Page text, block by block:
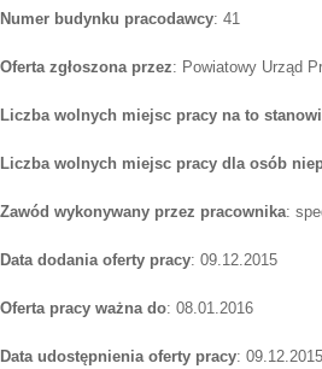
Numer budynku pracodawcy: 41
Oferta zgłoszona przez: Powiatowy Urząd
Liczba wolnych miejsc pracy na to
Liczba wolnych miejsc pracy dla osób
Zawód wykonywany przez pracownika:
Data dodania oferty pracy: 09.12.2015
Oferta pracy ważna do: 08.01.2016
Data udostępnienia oferty pracy: 09.12.2015